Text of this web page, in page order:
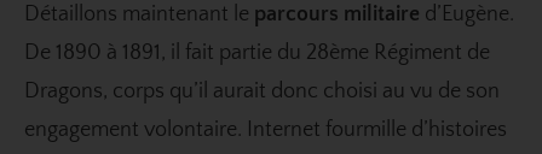
Détaillons maintenant le parcours militaire d’Eugène.
De 1890 à 1891, il fait partie du 28ème Régiment de
Dragons, corps qu’il aurait donc choisi au vu de son
engagement volontaire. Internet fourmille d’histoires